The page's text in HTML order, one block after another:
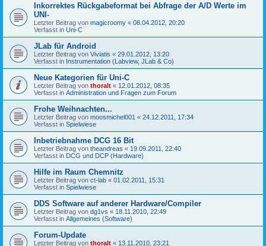
Inkorrektes Rückgabeformat bei Abfrage der A/D Werte im
UNI-
Letzter Beitrag von magicroomy « 08.04.2012, 20:20
Verfasst in Uni-C
JLab für Android
Letzter Beitrag von Viviatis « 29.01.2012, 13:20
Verfasst in Instrumentation (Labview, JLab & Co)
Neue Kategorien für Uni-C
Letzter Beitrag von thoralt « 12.01.2012, 08:35
Verfasst in Administration und Fragen zum Forum
Frohe Weihnachten...
Letzter Beitrag von moosmichel001 « 24.12.2011, 17:34
Verfasst in Spielwiese
Inbetriebnahme DCG 16 Bit
Letzter Beitrag von theandreas « 19.09.2011, 22:40
Verfasst in DCG und DCP (Hardware)
Hilfe im Raum Chemnitz
Letzter Beitrag von ct-lab « 01.02.2011, 15:31
Verfasst in Spielwiese
DDS Software auf anderer Hardware/Compiler
Letzter Beitrag von dg1vs « 18.11.2010, 22:49
Verfasst in Allgemeines (Software)
Forum-Update
Letzter Beitrag von thoralt « 13.11.2010, 23:21